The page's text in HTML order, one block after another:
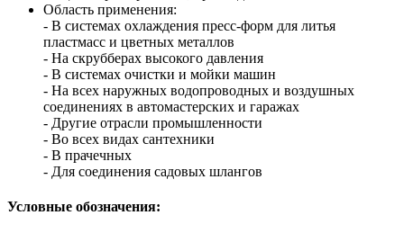
Область применения:
- В системах охлаждения пресс-форм для литья
пластмасс и цветных металлов
- На скрубберах высокого давления
- В системах очистки и мойки машин
- На всех наружных водопроводных и воздушных
соединениях в автомастерских и гаражах
- Другие отрасли промышленности
- Во всех видах сантехники
- В прачечных
- Для соединения садовых шлангов
Условные обозначения: